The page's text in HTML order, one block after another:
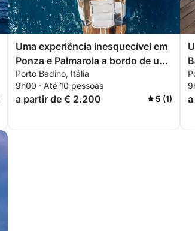
Uma experiência inesquecível em
Ponza e Palmarola a bordo de um
barco.
Porto Badino, Itália
9h00 · Até 10 pessoas
a partir de € 2.200 5 (1)